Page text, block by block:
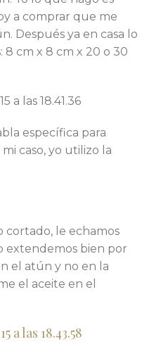
a comprar que me
Después ya en casa lo
8 cm x 8 cm x 20 o 30
específica para
caso, yo utilizo la
cortado, le echamos
extendemos bien por
el atún y no en la
el aceite en el